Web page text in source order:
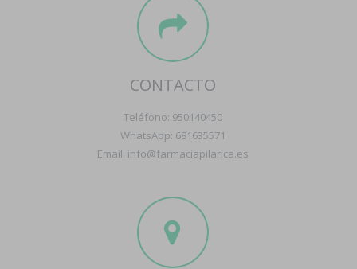
CONTACTO
Teléfono: 950140450
WhatsApp: 681635571
Email: info@farmaciapilarica.es